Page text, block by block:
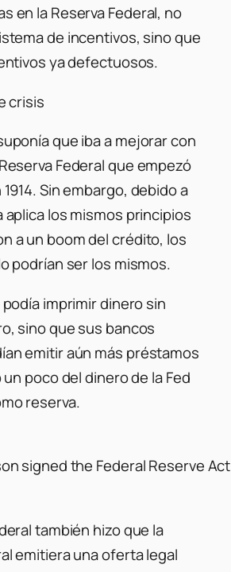
en la Reserva Federal, no
de incentivos, sino que
ya defectuosos.
crisis
que iba a mejorar con
Federal que empezó
Sin embargo, debido a
los mismos principios
a un boom del crédito, los
podrían ser los mismos.
podía imprimir dinero sin
sino que sus bancos
emitir aún más préstamos
poco del dinero de la Fed
reserva.
signed the Federal Reserve
también hizo que la
emitiera una oferta legal